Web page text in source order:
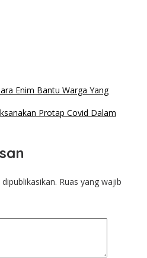
Enim Bantu Warga Yang
Protap Covid Dalam
Ruas yang wajib